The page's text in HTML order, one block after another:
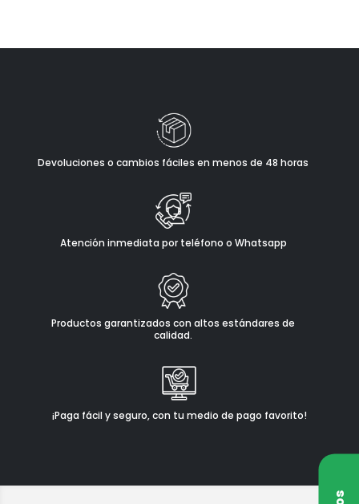
Devoluciones o cambios fáciles en menos de 48 horas
Atención inmediata por teléfono o Whatsapp
Productos garantizados con altos estándares de
calidad.
¡Paga fácil y seguro, con tu medio de pago favorito!